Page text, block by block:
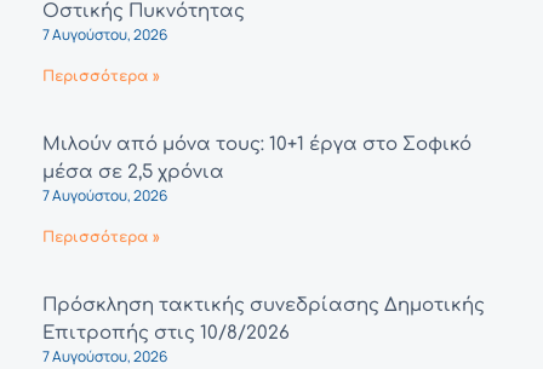
Οστικής Πυκνότητας
7 Αυγούστου, 2026
Περισσότερα »
Μιλούν από μόνα τους: 10+1 έργα στο Σοφικό
μέσα σε 2,5 χρόνια
7 Αυγούστου, 2026
Περισσότερα »
Πρόσκληση τακτικής συνεδρίασης Δημοτικής
Επιτροπής στις 10/8/2026
7 Αυγούστου, 2026